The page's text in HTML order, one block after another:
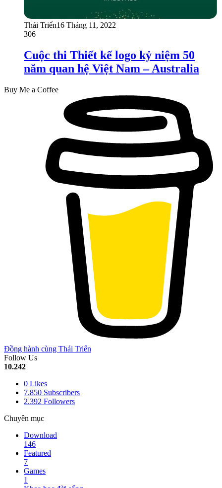
Thái Triển16 Tháng 11, 2022
306
Cuộc thi Thiết kế logo kỷ niệm 50
năm quan hệ Việt Nam – Australia
Buy Me a Coffee
Đồng hành cùng Thái Triển
Follow Us
10.242
0 Likes
7.850 Subscribers
2.392 Followers
Chuyên mục
Download
146
Featured
7
Games
1